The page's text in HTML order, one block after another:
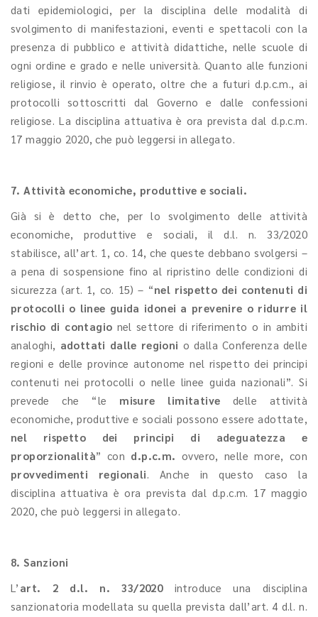
dati epidemiologici, per la disciplina delle modalità di
svolgimento di manifestazioni, eventi e spettacoli con la
presenza di pubblico e attività didattiche, nelle scuole di
ogni ordine e grado e nelle università. Quanto alle funzioni
religiose, il rinvio è operato, oltre che a futuri d.p.c.m., ai
protocolli sottoscritti dal Governo e dalle confessioni
religiose. La disciplina attuativa è ora prevista dal d.p.c.m.
17 maggio 2020, che può leggersi in allegato.
7. Attività economiche, produttive e sociali.
Già si è detto che, per lo svolgimento delle attività
economiche, produttive e sociali, il d.l. n. 33/2020
stabilisce, all’art. 1, co. 14, che queste debbano svolgersi –
a pena di sospensione fino al ripristino delle condizioni di
sicurezza (art. 1, co. 15) – “nel rispetto dei contenuti di
protocolli o linee guida idonei a prevenire o ridurre il
rischio di contagio nel settore di riferimento o in ambiti
analoghi, adottati dalle regioni o dalla Conferenza delle
regioni e delle province autonome nel rispetto dei principi
contenuti nei protocolli o nelle linee guida nazionali”. Si
prevede che “le misure limitativedelle attività
economiche, produttive e sociali possono essere adottate,
nel rispetto dei principi di adeguatezza e
proporzionalità” con d.p.c.m. ovvero, nelle more, con
provvedimenti regionali. Anche in questo caso la
disciplina attuativa è ora prevista dal d.p.c.m. 17 maggio
2020, che può leggersi in allegato.
8. Sanzioni
L’ art. 2 d.l. n. 33/2020 introduce una disciplina
sanzionatoria modellata su quella prevista dall’art. 4 d.l. n.